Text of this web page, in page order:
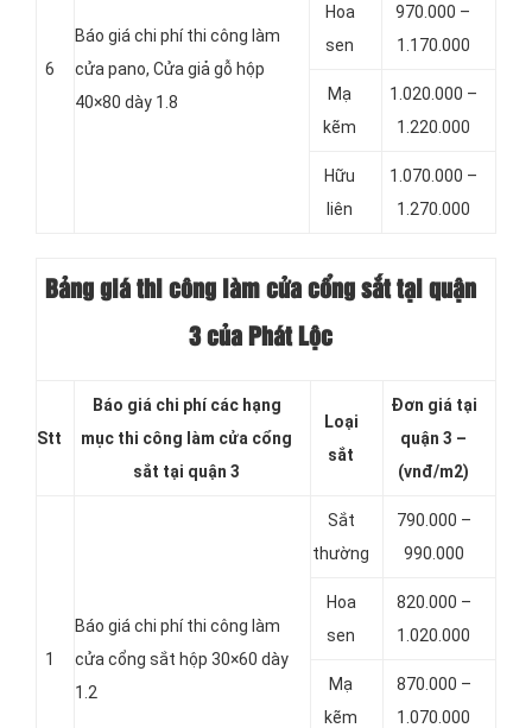
6
Báo giá chi phí thi công làm
cửa pano, Cửa giả gỗ hộp
40×80 dày 1.8
Hoa
sen
970.000 –
1.170.000
Mạ
kẽm
1.020.000 –
1.220.000
Hữu
liên
1.070.000 –
1.270.000
Bảng giá thi công làm cửa cổng sắt tại quận
3 của Phát Lộc
Stt
Báo giá chi phí các hạng
mục thi công làm cửa cổng
sắt tại quận 3
Loại
sắt
Đơn giá tại
quận 3 –
(vnđ/m2)
1
Báo giá chi phí thi công làm
cửa cổng sắt hộp 30×60 dày
1.2
Sắt
thường
790.000 –
990.000
Hoa
sen
820.000 –
1.020.000
Mạ
kẽm
870.000 –
1.070.000